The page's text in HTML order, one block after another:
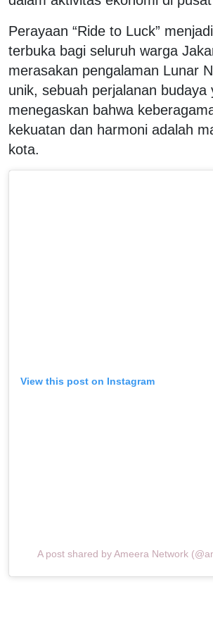
Perayaan “Ride to Luck”
terbuka bagi seluruh warga
merasakan pengalaman Lunar
unik, sebuah perjalanan budaya
menegaskan bahwa
kekuatan dan harmoni adalah
kota.
View this post on Instagram
A post shared by Ameera Network